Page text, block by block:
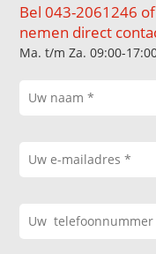
Bel 043-2061246
nemen direct
Ma. t/m Za. 09:00-